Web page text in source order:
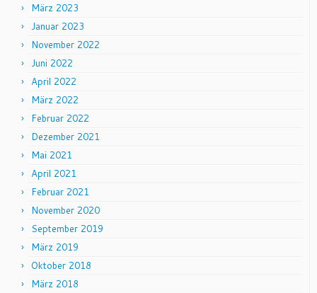
März 2023
Januar 2023
November 2022
Juni 2022
April 2022
März 2022
Februar 2022
Dezember 2021
Mai 2021
April 2021
Februar 2021
November 2020
September 2019
März 2019
Oktober 2018
März 2018